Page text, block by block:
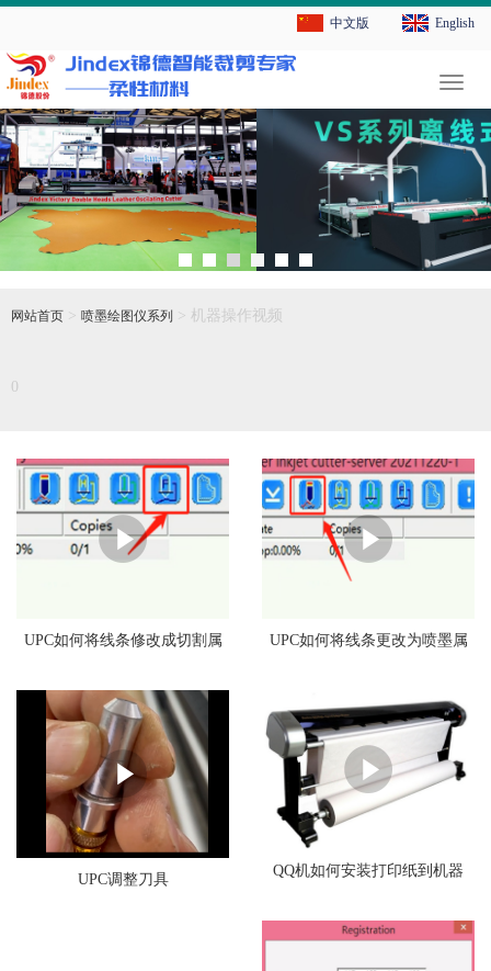
English
中文版
切
换
导
航
网站首页 > 喷墨绘图仪系列 > 机器操作视频
0
UPC如何将线条修改成切割属 UPC如何将线条更改为喷墨属
UPC调整刀具
QQ机如何安装打印纸到机器